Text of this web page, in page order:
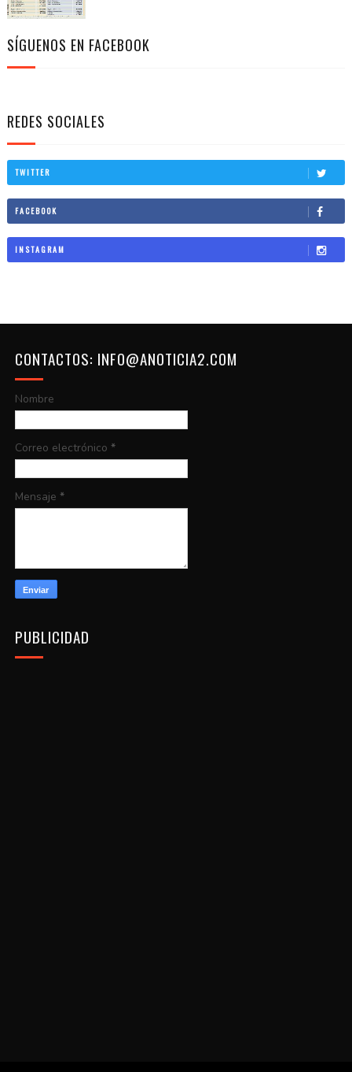
SÍGUENOS EN FACEBOOK
REDES SOCIALES
TWITTER
FACEBOOK
INSTAGRAM
CONTACTOS: INFO@ANOTICIA2.COM
Nombre
Correo electrónico *
Mensaje *
PUBLICIDAD